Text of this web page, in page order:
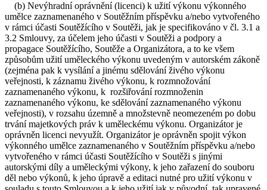
(b) Nevýhradní oprávnění (licenci) k užití výkonu výkonného
umělce zaznamenaného v Soutěžním příspěvku a/nebo vytvořeného
v rámci účasti Soutěžícího v Soutěži, jak je specifikováno v čl. 3.1 a
3.2 Smlouvy, za účelem jeho účasti v Soutěži a podpory a
propagace Soutěžícího, Soutěže a Organizátora, a to ke všem
způsobům užití uměleckého výkonu uvedeným v autorském zákoně
(zejména pak k vysílání a jinému sdělování živého výkonu
veřejnosti, k záznamu živého výkonu, k rozmnožování
zaznamenaného výkonu, k rozšiřování rozmnoženin
zaznamenaného výkonu, ke sdělování zaznamenaného výkonu
veřejnosti), v rozsahu územně a množstevně neomezeném po dobu
trvání majetkových práv k uměleckému výkonu. Organizátor je
oprávněn licenci nevyužít. Organizátor je oprávněn spojit výkon
výkonného umělce zaznamenaného v Soutěžním příspěvku a/nebo
vytvořeného v rámci účasti Soutěžícího v Soutěži s jinými
autorskými díly a uměleckými výkony, k jeho zařazení do souboru
děl nebo výkonů, k jeho úpravě a editaci nutné pro užití výkonu v